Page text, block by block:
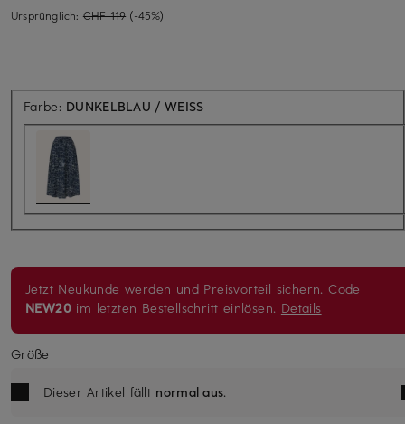
Ursprünglich: CHF 119 (-45%)
Farbe: DUNKELBLAU / WEISS
Jetzt Neukunde werden und Preisvorteil sichern. Code
NEW20 im letzten Bestellschritt einlösen. Details
Größe
Dieser Artikel fällt normal aus.